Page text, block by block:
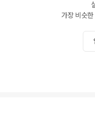
가장 비슷